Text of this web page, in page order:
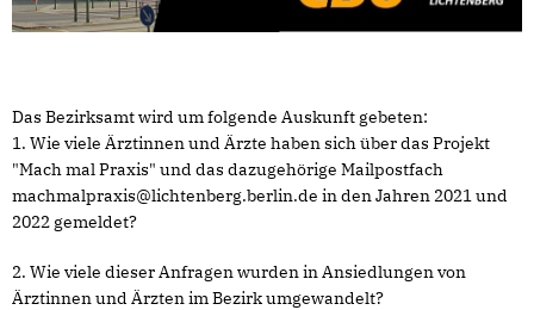
Das Bezirksamt wird um folgende Auskunft gebeten:
1. Wie viele Ärztinnen und Ärzte haben sich über das Projekt
"Mach mal Praxis" und das dazugehörige Mailpostfach
machmalpraxis@lichtenberg.berlin.de in den Jahren 2021 und
2022 gemeldet?
2. Wie viele dieser Anfragen wurden in Ansiedlungen von
Ärztinnen und Ärzten im Bezirk umgewandelt?